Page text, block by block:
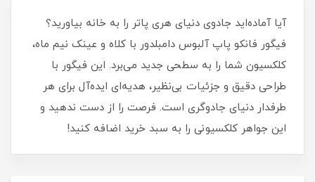
آیا آماده‌اید جادوی دنیای هری پاتر را به خانه بیاورید؟
فیگور فانکو پاپ آلبوس دامبلدور با کلاه و عینک نیم ماه،
کلکسیون شما را به سطحی جدید می‌برد. این فیگور با
طراحی دقیق و جزئیات بی‌نظیر، هدیه‌ای ایده‌آل برای هر
طرفدار دنیای جادوگری است. فرصت را از دست ندهید و
این جواهر کلکسیونی را به سبد خرید اضافه کنید!